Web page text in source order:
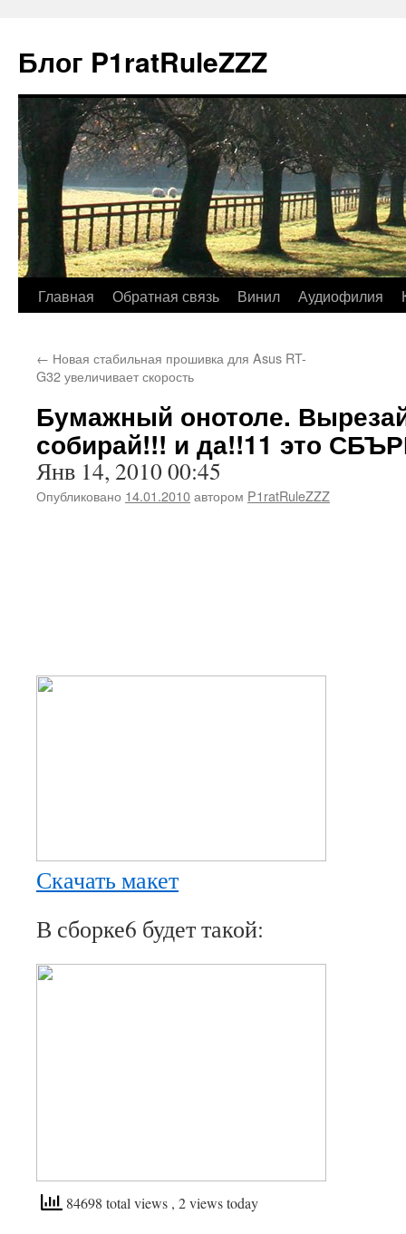
Блог P1ratRuleZZZ
Главная Обратная связь Винил Аудиофилия
← Новая стабильная прошивка для Asus RT-
G32 увеличивает скорость
Бумажный онотоле.
собирай!!! и да!!11 это
Янв 14, 2010 00:45
Опубликовано 14.01.2010автором P1ratRuleZZZ
Скачать макет
В сборке6 будет такой:
84698 total views , 2 views today